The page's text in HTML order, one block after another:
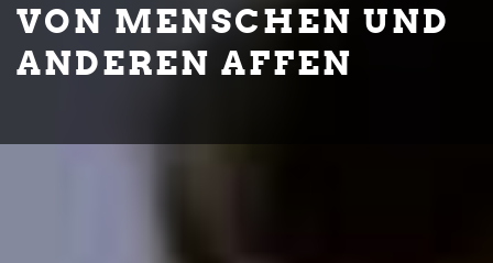
VON MENSCHEN UND
ANDEREN AFFEN